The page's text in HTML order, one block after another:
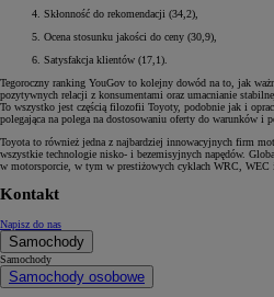
Skłonność do rekomendacji (34,2),
Ocena stosunku jakości do ceny (30,9),
Satysfakcja klientów (17,1).
Tegoroczny ranking YouGov to kolejny dowód na to, jak
pozytywnych relacji z konsumentami oraz umacnianie
To wszystko jest częścią filozofii Toyoty, podobnie jak i
polegająca na polega na dostosowaniu oferty do warunków i
Toyota to również jedna z najbardziej innowacyjnych firm
wszystkie technologie nisko- i bezemisyjnych napędów.
w motorsporcie, w tym w prestiżowych cyklach WRC, WEC
Kontakt
Napisz do nas
Samochody
Samochody
Samochody osobowe